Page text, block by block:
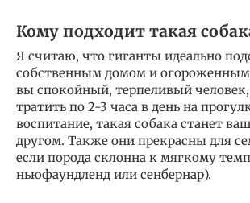
Кому подходит такая
Я считаю, что гиганты идеально
собственным домом и
вы спокойный, терпеливый
тратить по 2-3 часа в день на
воспитание, такая собака станет
другом. Также они прекрасны для
если порода склонна к мягкому
ньюфаундленд или сенбернар).